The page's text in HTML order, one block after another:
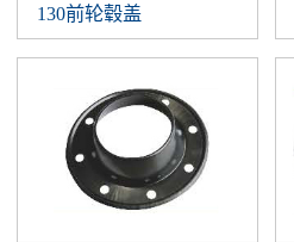
130前轮毂盖